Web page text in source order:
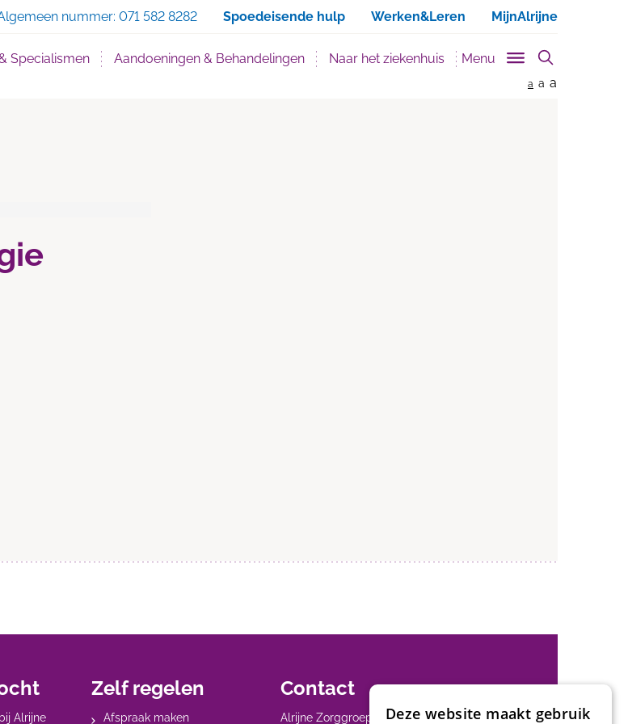
nummer: 071 582 8282 Spoedeisende hulp Werken&Leren MijnAlrijne
Specialismen Aandoeningen & Behandelingen Naar het ziekenhuis Menu
a a a
Alrijne
Zelf regelen
Afspraak maken
Contact
Alrijne Zorggroep
Deze website maakt gebruik